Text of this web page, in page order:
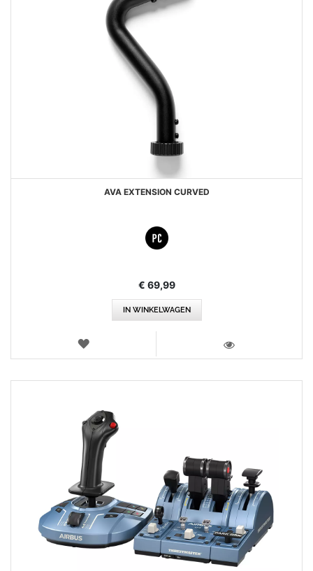
AVA EXTENSION CURVED
€ 69,99
IN WINKELWAGEN
VERLANGLIJST